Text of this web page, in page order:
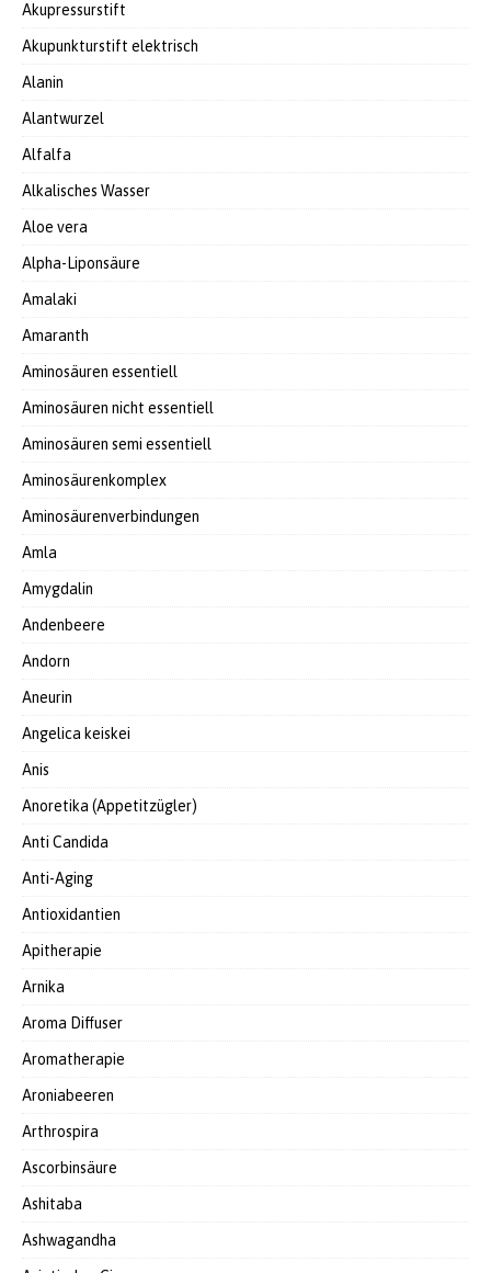
Akupressurstift
Akupunkturstift elektrisch
Alanin
Alantwurzel
Alfalfa
Alkalisches Wasser
Aloe vera
Alpha-Liponsäure
Amalaki
Amaranth
Aminosäuren essentiell
Aminosäuren nicht essentiell
Aminosäuren semi essentiell
Aminosäurenkomplex
Aminosäurenverbindungen
Amla
Amygdalin
Andenbeere
Andorn
Aneurin
Angelica keiskei
Anis
Anoretika (Appetitzügler)
Anti Candida
Anti-Aging
Antioxidantien
Apitherapie
Arnika
Aroma Diffuser
Aromatherapie
Aroniabeeren
Arthrospira
Ascorbinsäure
Ashitaba
Ashwagandha